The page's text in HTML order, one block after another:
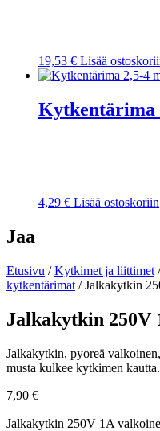
19,53 € Lisää
Kytkentärima
4,29 € Lisää ostoskoriin
Jaa
Etusivu /Kytkimet ja liittimet
kytkentärimat / Jalkakytkin
Jalkakytkin 250V
Jalkakytkin, pyoreä
musta kulkee kytkimen
7,90 €
Jalkakytkin 250V 1A